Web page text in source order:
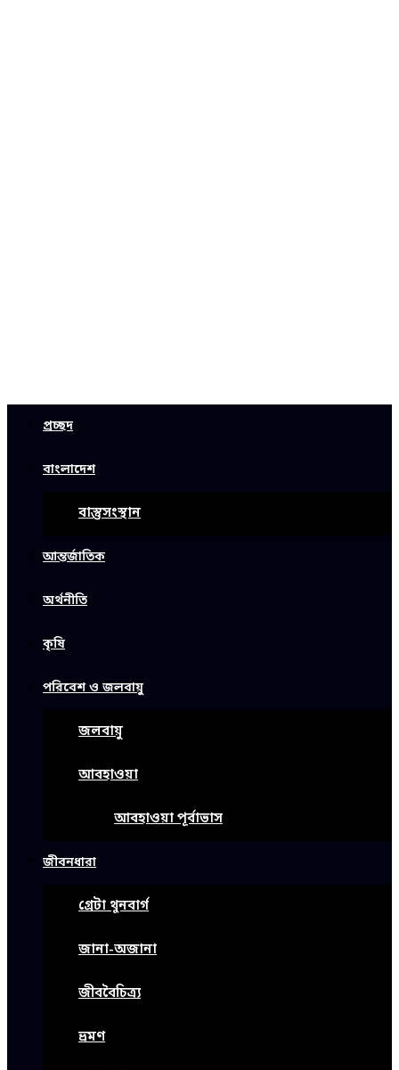
প্রচ্ছদ
বাংলাদেশ
বাস্তুসংস্থান
আন্তর্জাতিক
অর্থনীতি
কৃষি
পরিবেশ ও জলবায়ু
জলবায়ু
আবহাওয়া
আবহাওয়া পূর্বাভাস
জীবনধারা
গ্রেটা থুনবার্গ
জানা-অজানা
জীববৈচিত্র্য
ভ্রমণ